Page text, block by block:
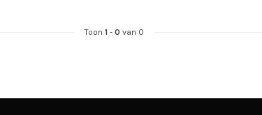
Toon 1- 0 van 0